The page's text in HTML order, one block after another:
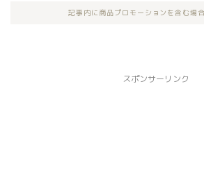
記事内に商品プロモーションを含む場
スポンサーリンク